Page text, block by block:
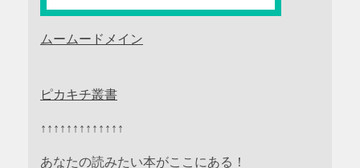
ムームードメイン
ピカキチ叢書
↑↑↑↑↑↑↑↑↑↑↑↑↑
あなたの読みたい本がここにある！